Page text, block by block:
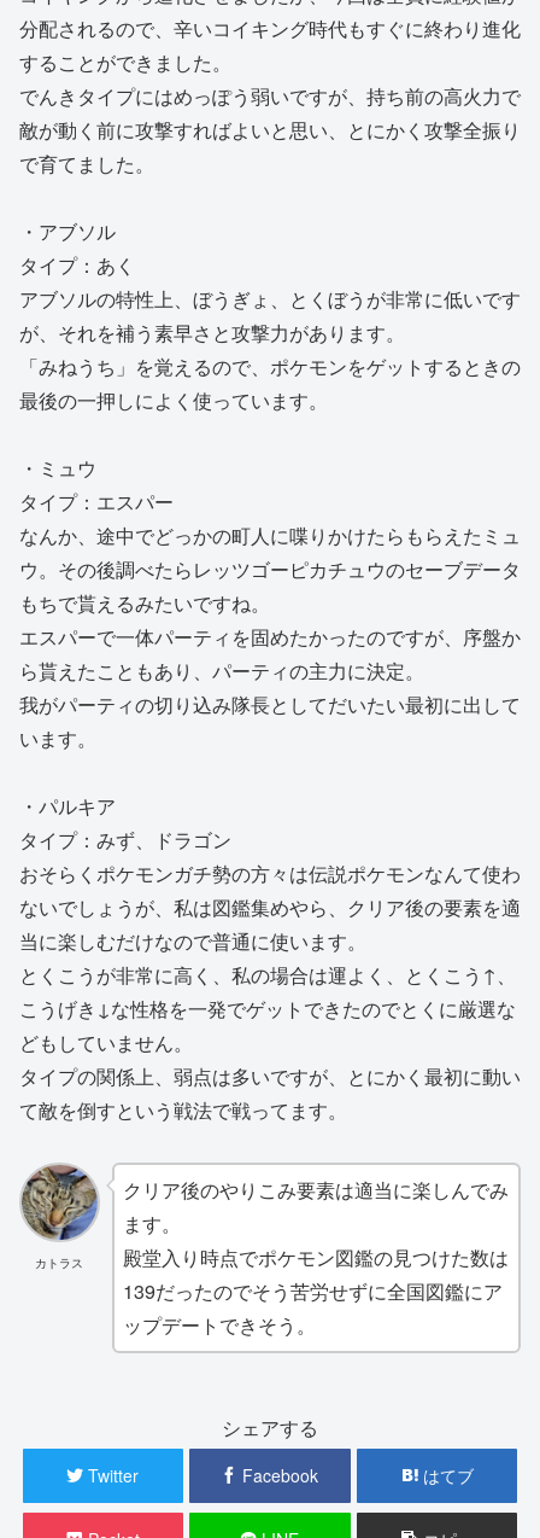
分配されるので、辛いコイキング時代もすぐに終わり進化
することができました。
でんきタイプにはめっぽう弱いですが、持ち前の高火力で
敵が動く前に攻撃すればよいと思い、とにかく攻撃全振り
で育てました。
・アブソル
タイプ：あく
アブソルの特性上、ぼうぎょ、とくぼうが非常に低いです
が、それを補う素早さと攻撃力があります。
「みねうち」を覚えるので、ポケモンをゲットするときの
最後の一押しによく使っています。
・ミュウ
タイプ：エスパー
なんか、途中でどっかの町人に喋りかけたらもらえたミュ
ウ。その後調べたらレッツゴーピカチュウのセーブデータ
もちで貰えるみたいですね。
エスパーで一体パーティを固めたかったのですが、序盤か
ら貰えたこともあり、パーティの主力に決定。
我がパーティの切り込み隊長としてだいたい最初に出して
います。
・パルキア
タイプ：みず、ドラゴン
おそらくポケモンガチ勢の方々は伝説ポケモンなんて使わ
ないでしょうが、私は図鑑集めやら、クリア後の要素を適
当に楽しむだけなので普通に使います。
とくこうが非常に高く、私の場合は運よく、とくこう↑、
こうげき↓な性格を一発でゲットできたのでとくに厳選な
どもしていません。
タイプの関係上、弱点は多いですが、とにかく最初に動い
て敵を倒すという戦法で戦ってます。
カトラス
クリア後のやりこみ要素は適当に楽しんでみ
ます。
殿堂入り時点でポケモン図鑑の見つけた数は
139だったのでそう苦労せずに全国図鑑にア
ップデートできそう。
シェアする
Twitter Facebook はてブ